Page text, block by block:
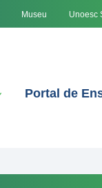
Museu Unoesc
Portal de